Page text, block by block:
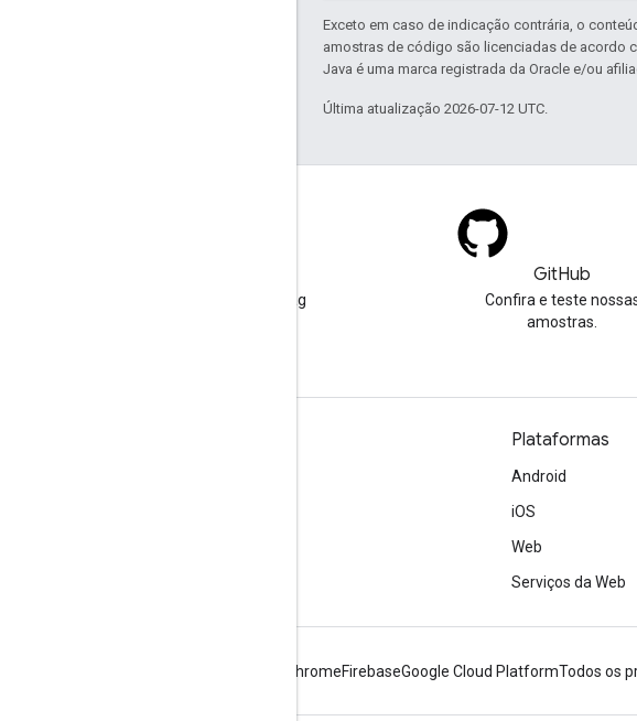
Exceto em caso de indicação contrária, o
amostras de código são licenciadas de acordo
Java é uma marca registrada da Oracle e/ou
Última atualização 2026-07-12 UTC.
Faça uma pergunta sob a tag
GitHub
Confira e teste
amostras.
Plataformas
Android
iOS
Web
Serviços da Web
ChromeFirebaseGoogle Cloud PlatformTodos os